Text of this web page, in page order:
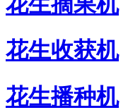
花生收获机
花生播种机